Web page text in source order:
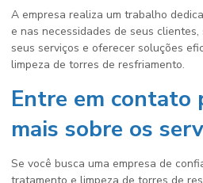
A empresa realiza um trabalho
e nas necessidades de seus
seus serviços e oferecer soluções
limpeza de torres de resfriamento.
Entre em contato
mais sobre os
Se você busca uma empresa de